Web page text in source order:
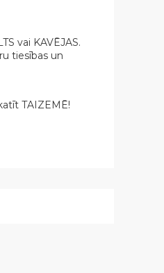
vai KAVĒJAS.
tiesības un
TAIZEMĒ!